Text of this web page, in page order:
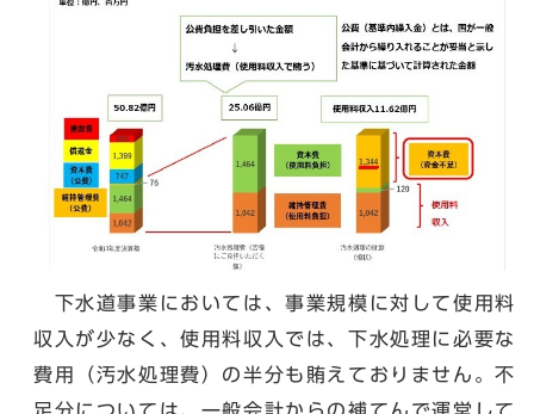
下水道事業においては、事業規模に対して使用料
収入が少なく、使用料収入では、下水処理に必要な
費用（汚水処理費）の半分も賄えておりません。不